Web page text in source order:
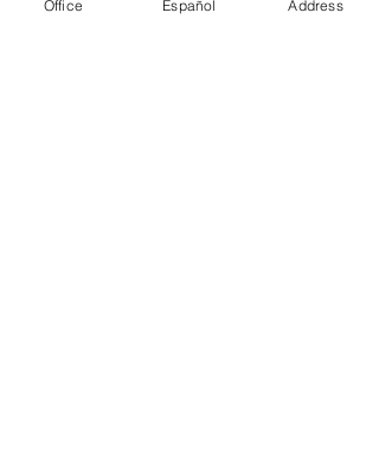
Office Español Address